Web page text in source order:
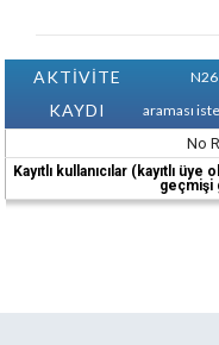
AKTİVİTE
KAYDI
araması
No
Kayıtlı kullanıcılar (kayıtlı
geçmişi